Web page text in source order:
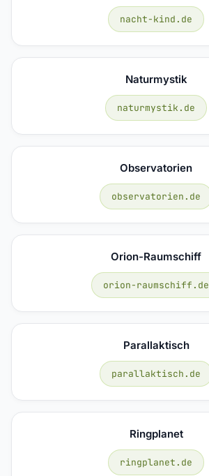
nacht-kind.de
Naturmystik
naturmystik.de
Observatorien
observatorien.de
Orion-Raumschiff
orion-raumschiff.de
Parallaktisch
parallaktisch.de
Ringplanet
ringplanet.de